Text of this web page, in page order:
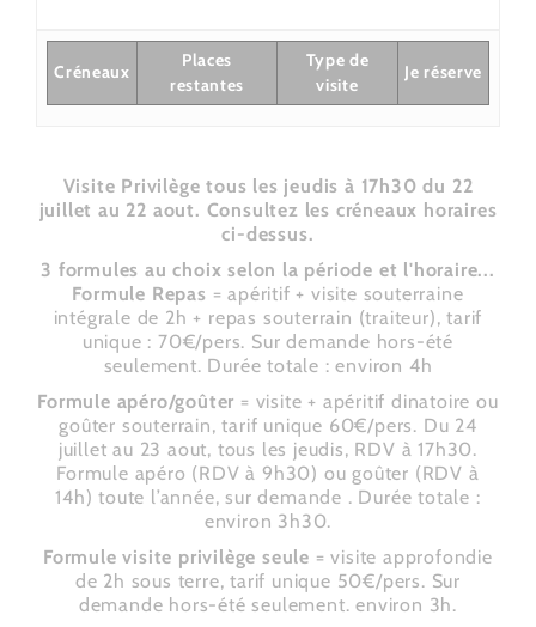
Créneaux
Places
restantes
Type de
visite
Je réserve
Visite Privilège tous les jeudis à 17h30 du 22
juillet au 22 aout. Consultez les créneaux horaires
ci-dessus.
3 formules au choix selon la période et l'horaire...
Formule Repas = apéritif + visite souterraine
intégrale de 2h + repas souterrain (traiteur), tarif
unique : 70€/pers. Sur demande hors-été
seulement. Durée totale : environ 4h
Formule apéro/goûter = visite + apéritif dinatoire ou
goûter souterrain, tarif unique 60€/pers. Du 24
juillet au 23 aout, tous les jeudis, RDV à 17h30.
Formule apéro (RDV à 9h30) ou goûter (RDV à
14h) toute l’année, sur demande . Durée totale :
environ 3h30.
Formule visite privilège seule = visite approfondie
de 2h sous terre, tarif unique 50€/pers. Sur
demande hors-été seulement. environ 3h.